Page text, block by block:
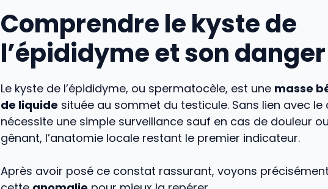
Comprendre le kyste de
l’épididyme et son
Le kyste de l’épididyme, ou spermatocèle, est une masse
de liquide située au sommet du testicule. Sans lien avec le
nécessite une simple surveillance sauf en cas de douleur
gênant, l’anatomie locale restant le premier indicateur.
Après avoir posé ce constat rassurant, voyons